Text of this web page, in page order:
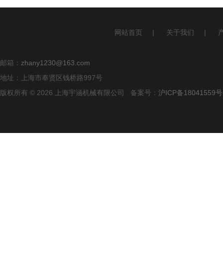
网站首页 | 关于我们 |
邮箱： zhany1230@163.com
地址：上海市奉贤区钱桥路997号
版权所有 © 2026 上海宇涵机械有限公司 备案号： 沪ICP备18041559